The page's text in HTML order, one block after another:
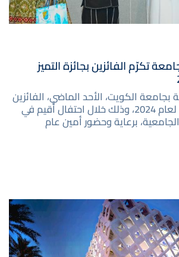
تكرّم الفائزين بجائزة التميز
الكويت، الأحد الماضي، الفائزين
بجائزة التميز الإداري لعام 2024، وذلك خلال احتفال أُقيم في
برعاية وحضور أمين عام